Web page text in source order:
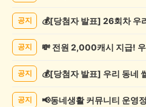
악/
공지
공지
공지
공지 📢동네생활 커뮤니티 운영